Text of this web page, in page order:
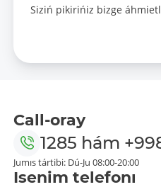
Siziń pikirińiz bizge
Call-oray
1285 hám
Jumıs tártibi: Dú-Ju 08:00-20:00
Isenim telefonı